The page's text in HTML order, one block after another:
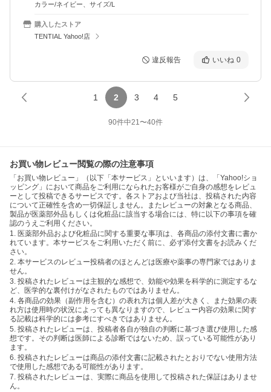
カラー/ネイビー、サイズ/L
購入したストア
TENTIAL Yahoo!店
違反報告 いいね 0
1 2 3 4 5
90件中21〜40件
お買い物レビュー閲覧の際の注意事項
「お買い物レビュー」（以下「本サービス」といいます）は、「Yahoo!ショ
ッピング」において商品をご利用になられたお客様がご自身の感想をレビュ
ーとして投稿できるサービスです。各ストアおよび当社は、投稿された内容
について正確性を含め一切保証しません。またレビューの対象となる商品、
製品が医薬部外品もしくは化粧品に該当する場合には、特に以下の事項を確
認のうえご利用ください。
1. 医薬部外品および化粧品に関する重要な事項は、各商品の添付文書に書か
れています。本サービスをご利用いただく前に、必ず添付文書をお読みくだ
さい。
2. 本サービスのレビュー投稿者のほとんどは医療や薬事の専門家ではありま
せん。
3. 投稿されたレビューは主観的な感想で、効能や効果を科学的に測定するな
ど、医学的な裏付けがなされたものではありません。
4. 各商品の効果（副作用を含む）の表れ方は個人差が大きく、また効果の表
れ方は使用時の状況によっても異なりますので、レビュー内容の効果に関す
る記載は科学的には参考にすべきではありません。
5. 投稿されたレビューは、投稿者各自が独自の判断に基づき選び使用した感
想です。その判断は医師による診断ではないため、誤っている可能性があり
ます。
6. 投稿されたレビューは商品の添付文書に記載されたとおりでない使用方法
で使用した感想である可能性があります。
7. 投稿されたレビューは、実際に商品を使用して投稿された保証はありませ
ん。